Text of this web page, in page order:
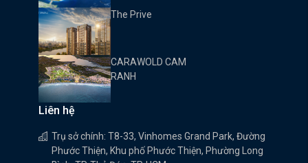
Liên hệ
Trụ sở chính: T8-33, Vinhomes Grand Park, Đường
Phước Thiện, Khu phố Phước Thiện, Phường Long
The Prive
CARAWOLD CAM
RANH